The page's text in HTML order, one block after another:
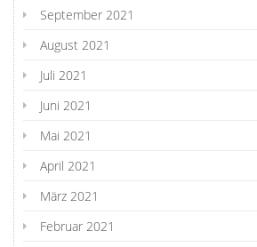
September 2021
August 2021
Juli 2021
Juni 2021
Mai 2021
April 2021
März 2021
Februar 2021